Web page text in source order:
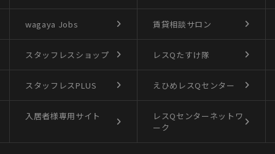
wagaya Jobs 賃貸相談サロン
スタッフレスショップ レスQたすけ隊
スタッフレスPLUS えひめレスQセンター
入居者様専用サイト
レスQセンターネットワ
ーク